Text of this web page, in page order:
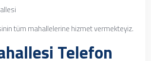
tüm mahallelerine hizmet vermekteyiz.
Telefon